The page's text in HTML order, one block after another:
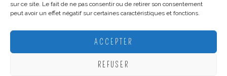
sur ce site. Le fait de ne pas consentir ou de retirer son consentement
peut avoir un effet négatif sur certaines caractéristiques et fonctions.
ACCEPTER
REFUSER
CGV
Politique De Confidentialité
Plan du site